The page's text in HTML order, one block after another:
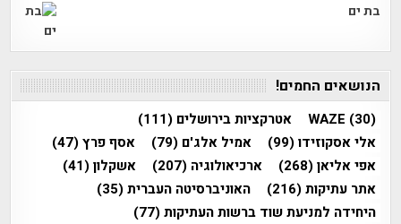
בת ים
הנושאים החמים!
WAZE (30) אטרקציות בירושלים (111)
אלי אסקוזידו(99) אמיל אלג'ם (79) אסף פרץ(47)
אפי אליאן(268) ארכיאולוגיה (207) אשקלון(41)
אתר עתיקות(216) האוניברסיטה העברית(35)
היחידה למניעת שוד ברשות העתיקות(77)